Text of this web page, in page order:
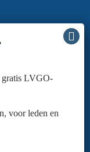
gratis LVGO-
voor leden en